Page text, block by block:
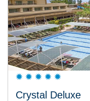
Crystal Deluxe